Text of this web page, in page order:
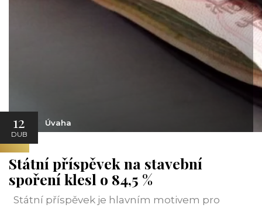
12
DUB
Úvaha
Státní příspěvek na stavební
spoření klesl o 84,5 %
Státní příspěvek je hlavním motivem pro